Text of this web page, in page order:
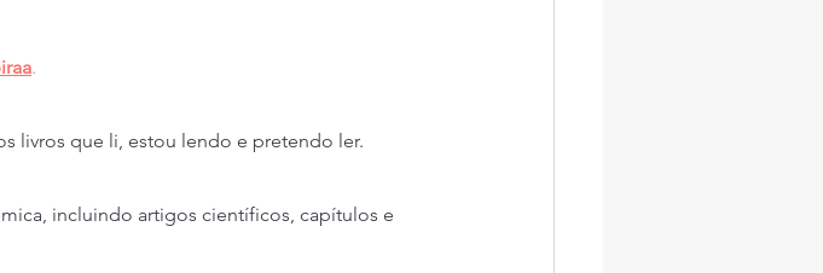
.
livros que li, estou lendo e pretendo ler.
incluindo artigos científicos, capítulos e